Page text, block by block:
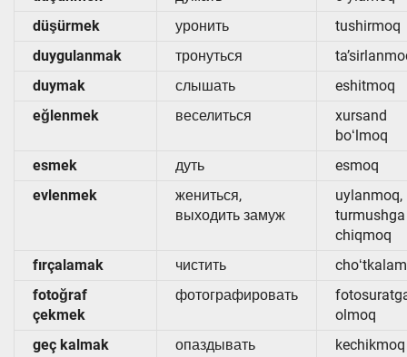
düşürmek
уронить
tushirmoq
duygulanmak
тронуться
duymak
слышать
eshitmoq
eğlenmek
веселиться
xursand
boʻlmoq
esmek
дуть
esmoq
evlenmek
жениться,
выходить замуж
uylanmoq,
turmushga
chiqmoq
fırçalamak
чистить
fotoğraf
çekmek
фотографировать
olmoq
geç kalmak
опаздывать
kechikmoq